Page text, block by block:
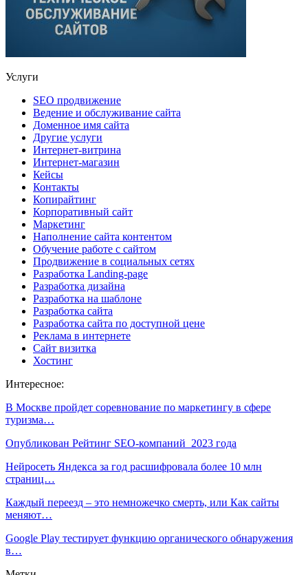
Услуги
SEO продвижение
Ведение и обслуживание сайта
Доменное имя сайта
Другие услуги
Интернет-витрина
Интернет-магазин
Кейсы
Контакты
Копирайтинг
Корпоративный сайт
Маркетинг
Наполнение сайта контентом
Обучение работе с сайтом
Продвижение в социальных сетях
Разработка Landing-page
Разработка дизайна
Разработка на шаблоне
Разработка сайта
Разработка сайта по доступной цене
Реклама в интернете
Сайт визитка
Хостинг
Интересное:
В Москве пройдет соревнование по маркетингу в сфере
туризма…
Опубликован Рейтинг SEO-компаний 2023 года
Нейросеть Яндекса за год расшифровала более 10 млн
страниц…
Каждый переезд – это немножечко смерть, или Как сайты
меняют…
Google Play тестирует функцию органического обнаружения
в…